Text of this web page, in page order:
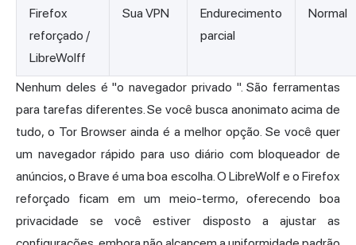
Firefox
reforçado /
LibreWolff
Sua VPN
Endurecimento
parcial
Normal
Nenhum deles é "o navegador privado ". São ferramentas
para tarefas diferentes. Se você busca anonimato acima de
tudo, o Tor Browser ainda é a melhor opção. Se você quer
um navegador rápido para uso diário com bloqueador de
anúncios, o Brave é uma boa escolha. O LibreWolf e o Firefox
reforçado ficam em um meio-termo, oferecendo boa
privacidade se você estiver disposto a ajustar as